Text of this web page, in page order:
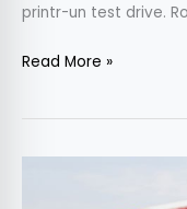
printr-un test drive.
Read More »